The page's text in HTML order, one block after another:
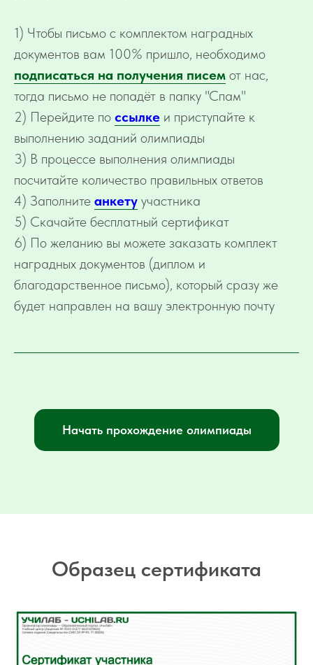
1) Чтобы письмо с комплектом наградных
документов вам 100% пришло, необходимо
подписаться на получения писем от нас,
тогда письмо не попадёт в папку "Спам"
2) Перейдите по ссылке и приступайте к
выполнению заданий олимпиады
3) В процессе выполнения олимпиады
посчитайте количество правильных ответов
4) Заполните анкету участника
5) Скачайте бесплатный сертификат
6) По желанию вы можете заказать комплект
наградных документов (диплом и
благодарственное письмо), который сразу же
будет направлен на вашу электронную почту
Начать прохождение олимпиады
Образец сертификата